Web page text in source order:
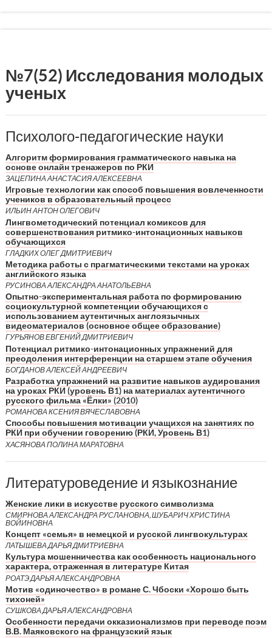
№7(52) Исследования молодых
ученых
Психолого-педагогические науки
Алгоритм формирования грамматического навыка на
основе онлайн тренажеров по РКИ
ЗАЦЕПИНА АНАСТАСИЯ АЛЕКСЕЕВНА
Игровые технологии как способ повышения вовлеченности
учеников в образовательный процесс
ИЛЬИН АНТОН ОЛЕГОВИЧ
Лингвометодический потенциал комиксов для
совершенствования ритмико-интонационных навыков
обучающихся
ГЛАДКИХ ОЛЕГ ДМИТРИЕВИЧ
Методика работы с прагматическими текстами на уроках
английского языка
РУСИНОВА АЛЕКСАНДРА АНАТОЛЬЕВНА
Опытно-экспериментальная работа по формированию
социокультурной компетенции обучающихся с
использованием аутентичных англоязычных
видеоматериалов (основное общее образование)
ГУРЬЯНОВ ЕВГЕНИЙ ДМИТРИЕВИЧ
Потенциал ритмико-интонационных упражнений для
преодоления интерференции на старшем этапе обучения
БОГДАНОВ АЛЕКСЕЙ АНДРЕЕВИЧ
Разработка упражнений на развитие навыков аудирования
на уроках РКИ (уровень В1) на материалах аутентичного
русского фильма «Ёлки» (2010)
РОМАНОВА КСЕНИЯ ВЯЧЕСЛАВОВНА
Способы повышения мотивации учащихся на занятиях по
РКИ при обучении говорению (РКИ, Уровень В1)
ХАСЯНОВА ПОЛИНА МАРАТОВНА
Литературоведение и языкознание
Женские лики в искусстве русского символизма
СМИРНОВА АЛЕКСАНДРА РУСЛАНОВНА, ШУБАРИЧ ХРИСТИНА
ВОЙИНОВНА
Концепт «семья» в немецкой и русской лингвокультурах
ЛАТЫШЕВА ДАРЬЯ ДМИТРИЕВНА
Культура мошенничества как особенность национального
характера, отраженная в литературе Китая
РОАТЭ ДАРЬЯ АЛЕКСАНДРОВНА
Мотив «одиночество» в романе С. Чбоски «Хорошо быть
тихоней»
СУШКОВА ДАРЬЯ АЛЕКСАНДРОВНА
Особенности передачи окказионализмов при переводе поэм
В.В. Маяковского на французский язык